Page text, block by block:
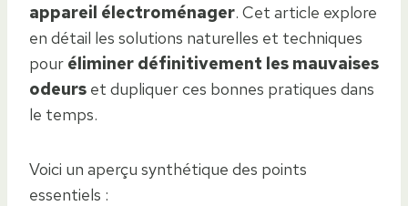
appareil électroménager. Cet article explore
en détail les solutions naturelles et techniques
pour éliminer définitivement les mauvaises
odeurs et dupliquer ces bonnes pratiques dans
le temps.
Voici un aperçu synthétique des points
essentiels :